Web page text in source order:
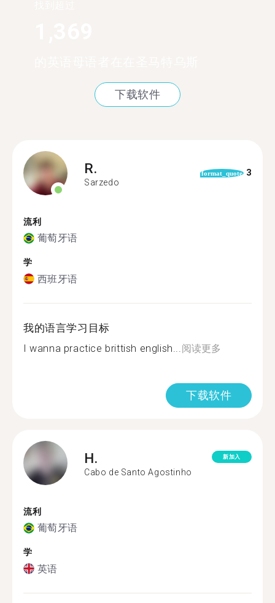
下载软件
R.
Sarzedo
format_quote 3
流利
葡萄牙语
学
西班牙语
我的语言学习目标
I wanna practice brittish english... 阅读更多
下载软件
H.
Cabo de Santo Agostinho
新加入
流利
葡萄牙语
学
英语